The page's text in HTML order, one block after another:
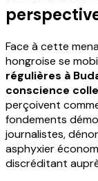
Face à cette
hongroise se
régulières à
conscience
perçoivent
fondements
journalistes,
asphyxier
discréditant